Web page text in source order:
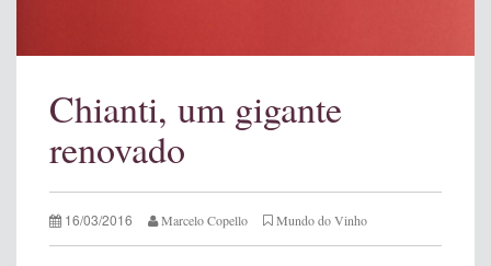
Chianti, um gigante
renovado
16/03/2016 Marcelo Copello Mundo do Vinho